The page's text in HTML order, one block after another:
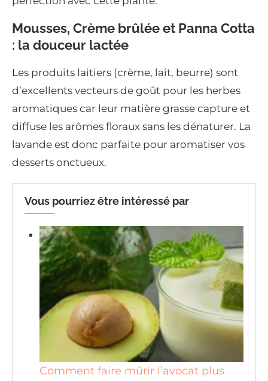
Mousses, Crème brûlée et Panna Cotta
: la douceur lactée
Les produits laitiers (crème, lait, beurre) sont
d’excellents vecteurs de goût pour les herbes
aromatiques car leur matière grasse capture et
diffuse les arômes floraux sans les dénaturer. La
lavande est donc parfaite pour aromatiser vos
desserts onctueux.
Vous pourriez être intéressé par
Comment faire mûrir l’avocat plus